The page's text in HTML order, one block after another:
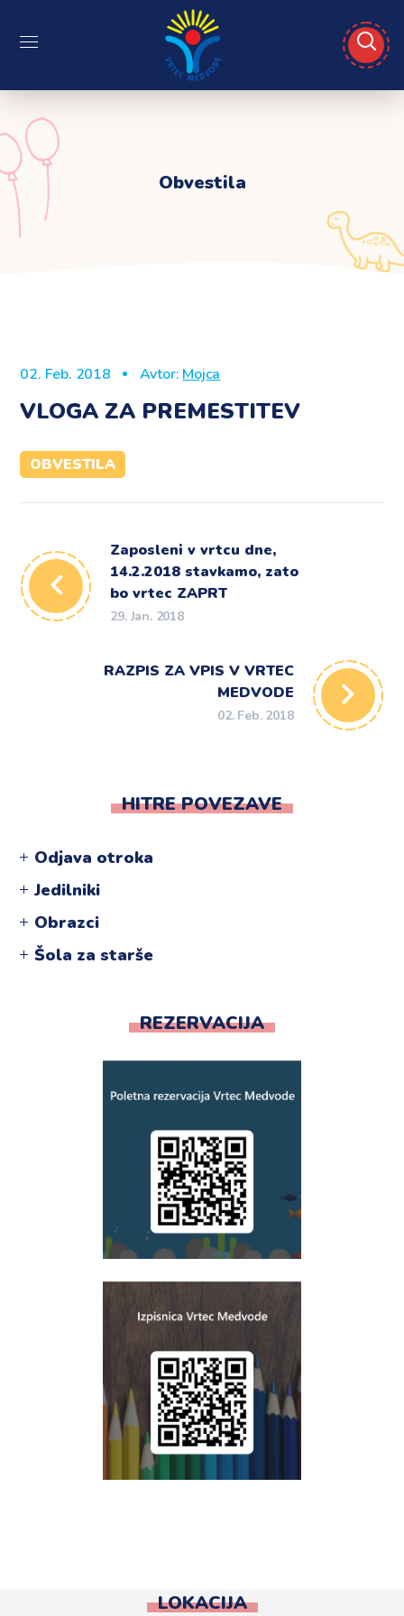
Obvestila
02. Feb. 2018 Avtor: Mojca
VLOGA ZA PREMESTITEV
OBVESTILA
Zaposleni v vrtcu dne,
14.2.2018 stavkamo, zato
bo vrtec ZAPRT
29. Jan. 2018
RAZPIS ZA VPIS V VRTEC
MEDVODE
02. Feb. 2018
HITRE POVEZAVE
Odjava otroka
Jedilniki
Obrazci
Šola za starše
REZERVACIJA
LOKACIJA